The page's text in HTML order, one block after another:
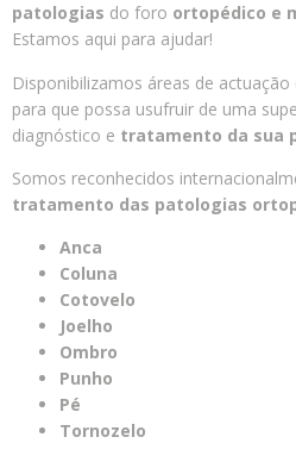
patologias do foro ortopédico e
Estamos aqui para ajudar!
Disponibilizamos áreas de
para que possa usufruir de uma
diagnóstico e tratamento da sua
Somos reconhecidos
tratamento das patologias
Anca
Coluna
Cotovelo
Joelho
Ombro
Punho
Pé
Tornozelo